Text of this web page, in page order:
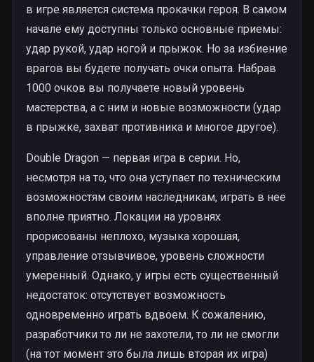
в игре является система прокачки героя. В самом
начале ему доступны только основные приемы:
удар рукой, удар ногой и прыжок. Но за избиение
врагов вы будете получать очки опыта. Набрав
1000 очков вы получаете новый уровень
мастерства, а с ним и новые возможности (удар
в прыжке, захват противника и многое другое).
Double Dragon — первая игра в серии. Но,
несмотря на то, что она уступает по техническим
возможностям своим наследникам, играть в нее
вполне приятно. Локации на уровнях
прорисованы неплохо, музыка хорошая,
управление отзывчивое, уровень сложности
умеренный. Однако, у игры есть существенный
недостаток: отсутствует возможность
одновременно играть вдвоем. К сожалению,
разработчики то ли не захотели, то ли не смогли
(на тот момент это была лишь вторая их игра)